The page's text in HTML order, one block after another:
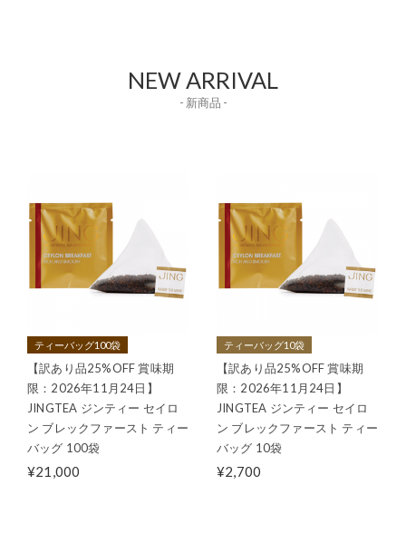
NEW ARRIVAL
- 新商品 -
ティーバッグ100袋
【訳あり品25%OFF 賞味期
限：2026年11月24日】
JINGTEA ジンティー セイロ
ン ブレックファースト ティー
バッグ 100袋
¥21,000
ティーバッグ10袋
【訳あり品25%OFF 賞味期
限：2026年11月24日】
JINGTEA ジンティー セイロ
ン ブレックファースト ティー
バッグ 10袋
¥2,700